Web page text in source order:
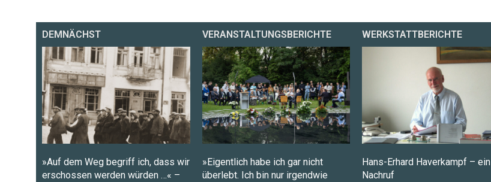
DEMNÄCHST
»Auf dem Weg begriff ich, dass wir
erschossen werden würden …« –
VERANSTALTUNGSBERICHTE
»Eigentlich habe ich gar nicht
überlebt. Ich bin nur irgendwie
WERKSTATTBERICHTE
Hans-Erhard Haverkampf – ein
Nachruf